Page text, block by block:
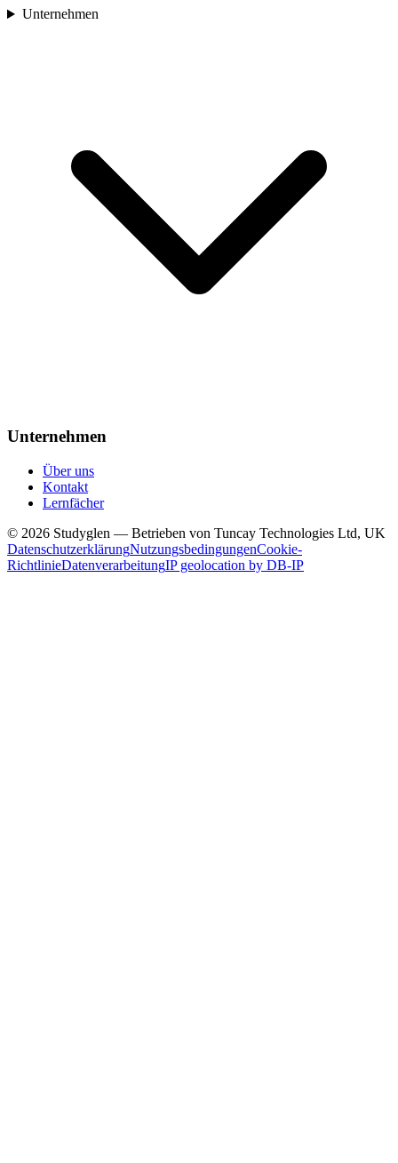
Unternehmen
Unternehmen
Über uns
Kontakt
Lernfächer
© 2026 Studyglen — Betrieben von Tuncay Technologies Ltd, UK
DatenschutzerklärungNutzungsbedingungenCookie-
RichtlinieDatenverarbeitungIP geolocation by DB-IP